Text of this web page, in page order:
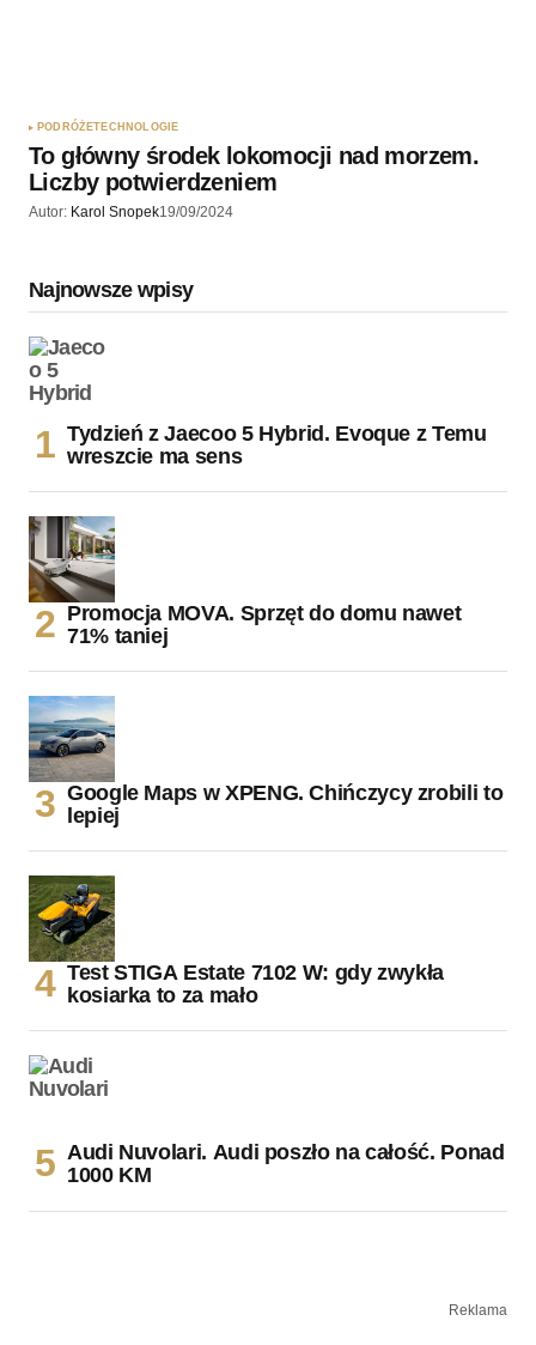
PODRÓŻETECHNOLOGIE
To główny środek lokomocji nad morzem.
Liczby potwierdzeniem
Autor: Karol Snopek19/09/2024
Najnowsze wpisy
Tydzień z Jaecoo 5 Hybrid. Evoque z Temu
wreszcie ma sens
Promocja MOVA. Sprzęt do domu nawet
71% taniej
Google Maps w XPENG. Chińczycy zrobili to
lepiej
Test STIGA Estate 7102 W: gdy zwykła
kosiarka to za mało
Audi Nuvolari. Audi poszło na całość. Ponad
1000 KM
Reklama